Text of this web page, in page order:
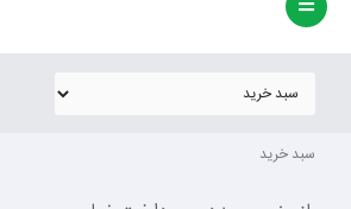
سبد خرید